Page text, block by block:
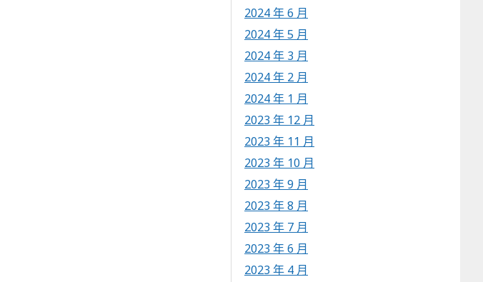
2024 年 6 月
2024 年 5 月
2024 年 3 月
2024 年 2 月
2024 年 1 月
2023 年 12 月
2023 年 11 月
2023 年 10 月
2023 年 9 月
2023 年 8 月
2023 年 7 月
2023 年 6 月
2023 年 4 月